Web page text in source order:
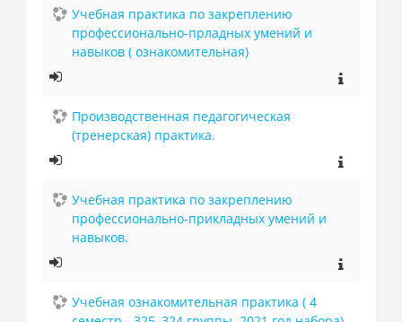
Учебная практика по закреплению
профессионально-прладных умений и
навыков ( ознакомительная)
Производственная педагогическая
(тренерская) практика.
Учебная практика по закреплению
профессионально-прикладных умений и
навыков.
Учебная ознакомительная практика ( 4